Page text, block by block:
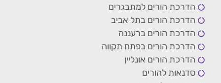
הדרכת הורים למתבגרים
הדרכת הורים בתל אביב
הדרכת הורים ברעננה
הדרכת הורים בפתח תקווה
הדרכת הורים אונליין
סדנאות להורים